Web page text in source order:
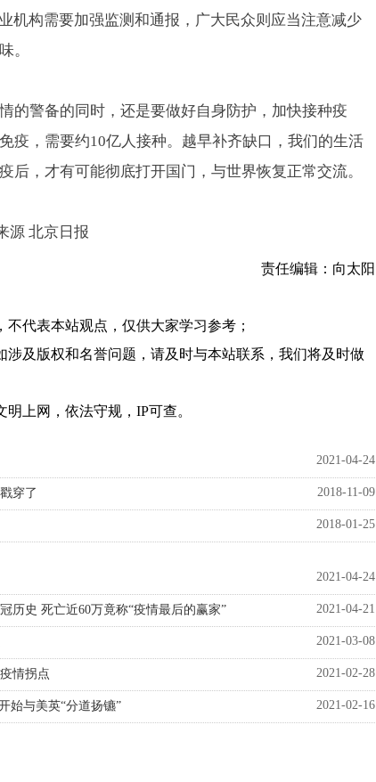
机构需要加强监测和通报，广大民众则应当注意减少
。
的警备的同时，还是要做好自身防护，加快接种疫
疫，需要约10亿人接种。越早补齐缺口，我们的生活
后，才有可能彻底打开国门，与世界恢复正常交流。
源 北京日报
责任编辑：向太阳
代表本站观点，仅供大家学习参考；
涉及版权和名誉问题，请及时与本站联系，我们将及时做
上网，依法守规，IP可查。
2021-04-24
穿了 2018-11-09
2018-01-25
2021-04-24
历史 死亡近60万竟称“疫情最后的赢家” 2021-04-21
2021-03-08
情拐点 2021-02-28
始与美英“分道扬镳” 2021-02-16